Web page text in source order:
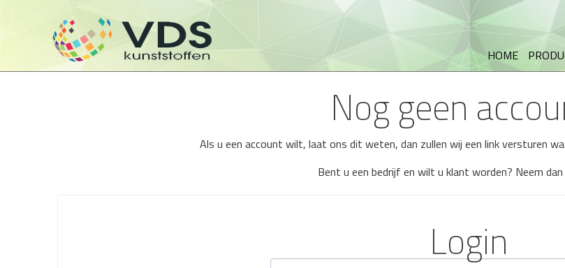
HOME
Nog geen
Als u een account wilt, laat ons dit weten, dan zullen wij een link versturen
Bent u een bedrijf en wilt u klant worden? Neem
Login